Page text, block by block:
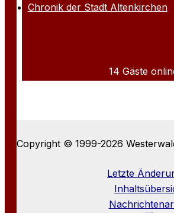
Chronik der Stadt Altenkirchen
14 Gäste
Copyright © 1999-2026
Letzte